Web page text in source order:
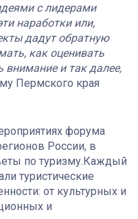
с лидерами
наработки или,
дадут обратную
как оценивать
внимание и так далее,
Пермского края
форума
России, в
по туризму.Каждый
туристические
от культурных и
и